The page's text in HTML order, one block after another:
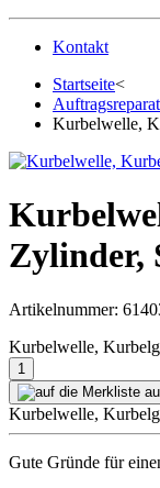
Kontakt
Startseite<
Kurbelwelle,
Zylinder,
Artikelnummer:
Kurbelwelle,
Kurbelwelle,
Gute Gründe für